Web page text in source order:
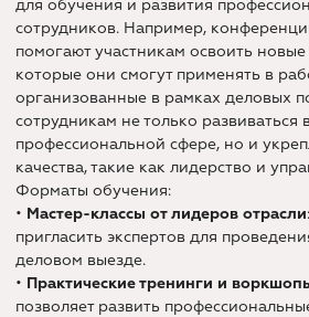
для обучения и развития
сотрудников. Например,
помогают участникам освоить
которые они смогут применять в
организованные в рамках деловых
сотрудникам не только развиваться
профессиональной сфере, но и
качества, такие как лидерство и
Форматы обучения:
• Мастер-классы от лидеров отрасли
пригласить экспертов для
деловом выезде.
• Практические тренинги и
позволяет развить